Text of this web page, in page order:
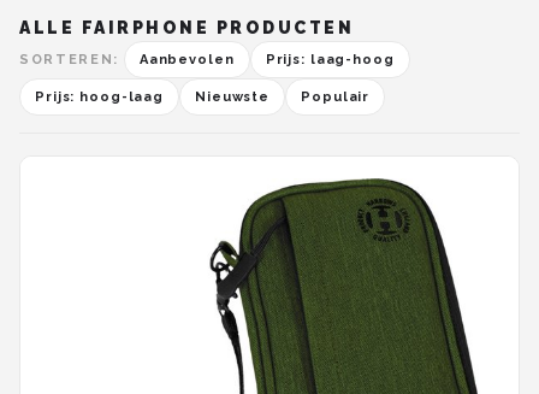
ALLE FAIRPHONE PRODUCTEN
SORTEREN: Aanbevolen Prijs: laag-hoog
Prijs: hoog-laag Nieuwste Populair